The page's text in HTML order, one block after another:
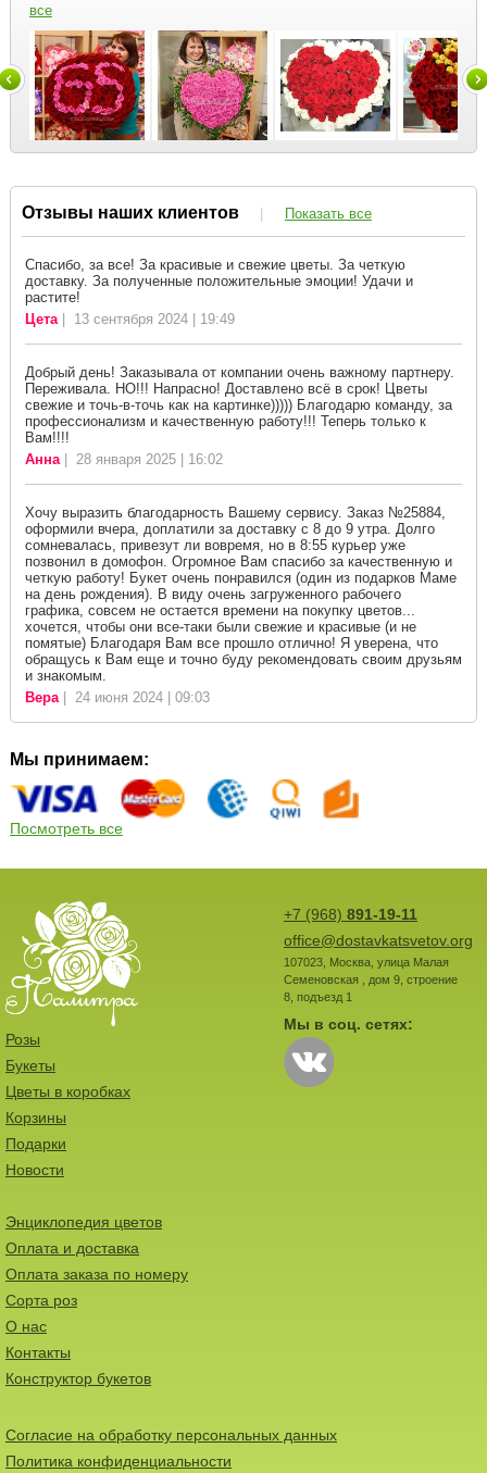
все
Отзывы наших клиентов | Показать все
Спасибо, за все! За красивые и свежие цветы. За четкую
доставку. За полученные положительные эмоции! Удачи и
растите!
Цета| 13 сентября 2024 | 19:49
Добрый день! Заказывала от компании очень важному партнеру.
Переживала. НО!!! Напрасно! Доставлено всё в срок! Цветы
свежие и точь-в-точь как на картинке))))) Благодарю команду, за
профессионализм и качественную работу!!! Теперь только к
Вам!!!!
Анна| 28 января 2025 | 16:02
Хочу выразить благодарность Вашему сервису. Заказ №25884,
оформили вчера, доплатили за доставку с 8 до 9 утра. Долго
сомневалась, привезут ли вовремя, но в 8:55 курьер уже
позвонил в домофон. Огромное Вам спасибо за качественную и
четкую работу! Букет очень понравился (один из подарков Маме
на день рождения). В виду очень загруженного рабочего
графика, совсем не остается времени на покупку цветов...
хочется, чтобы они все-таки были свежие и красивые (и не
помятые) Благодаря Вам все прошло отлично! Я уверена, что
обращусь к Вам еще и точно буду рекомендовать своим друзьям
и знакомым.
Вера| 24 июня 2024 | 09:03
Мы принимаем:
Посмотреть все
+7 (968) 891-19-11
office@dostavkatsvetov.org
107023, Москва, улица Малая
Семеновская , дом 9, строение
8, подъезд 1
Мы в соц. сетях:
Розы
Букеты
Цветы в коробках
Корзины
Подарки
Новости
Энциклопедия цветов
Оплата и доставка
Оплата заказа по номеру
Сорта роз
О нас
Контакты
Конструктор букетов
Согласие на обработку персональных данных
Политика конфиденциальности